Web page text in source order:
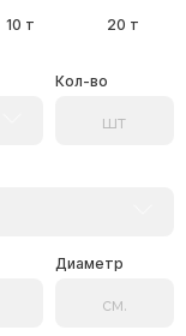
10 т 20 т
Кол-во
Диаметр